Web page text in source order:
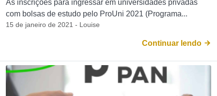
As inscrições para ingressar em universidades privadas
com bolsas de estudo pelo ProUni 2021 (Programa...
15 de janeiro de 2021 - Louise
Continuar lendo